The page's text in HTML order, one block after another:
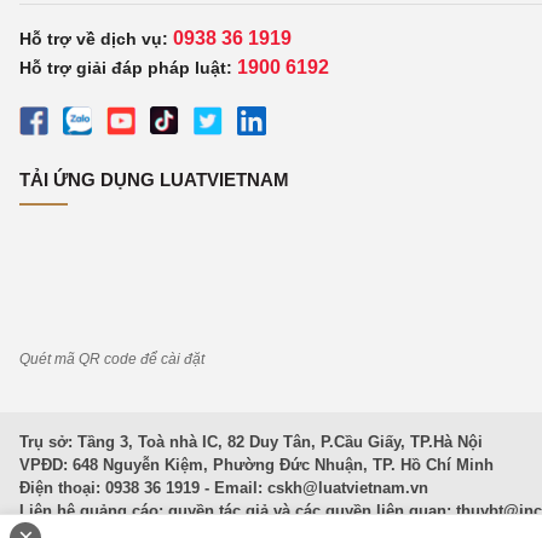
Hỗ trợ về dịch vụ: 0938 36 1919
Hỗ trợ giải đáp pháp luật: 1900 6192
TẢI ỨNG DỤNG LUATVIETNAM
Quét mã QR code để cài đặt
Trụ sở: Tầng 3, Toà nhà IC, 82 Duy Tân, P.Cầu Giấy, TP.Hà Nội
VPĐD: 648 Nguyễn Kiệm, Phường Đức Nhuận, TP. Hồ Chí Minh
Điện thoại: 0938 36 1919 - Email: cskh@luatvietnam.vn
Liên hệ quảng cáo; quyền tác giả và các quyền liên quan: